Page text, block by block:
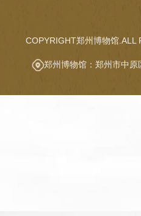
COPYRIGHT郑州博物馆.ALL
郑州博物馆：郑州市中原